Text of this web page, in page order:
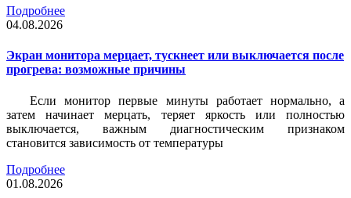
Подробнее
04.08.2026
Экран монитора мерцает, тускнеет или выключается после
прогрева: возможные причины
Если монитор первые минуты работает нормально, а
затем начинает мерцать, теряет яркость или полностью
выключается, важным диагностическим признаком
становится зависимость от температуры
Подробнее
01.08.2026